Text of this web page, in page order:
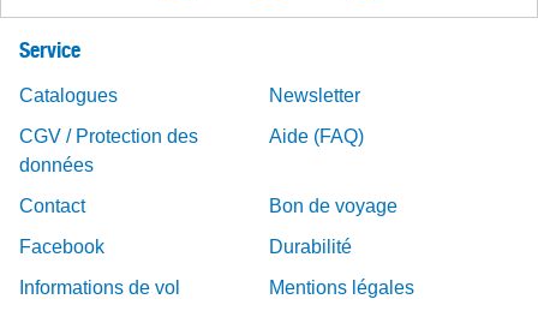
Service
Catalogues
Newsletter
CGV / Protection des
données
Aide (FAQ)
Contact
Bon de voyage
Facebook
Durabilité
Informations de vol
Mentions légales